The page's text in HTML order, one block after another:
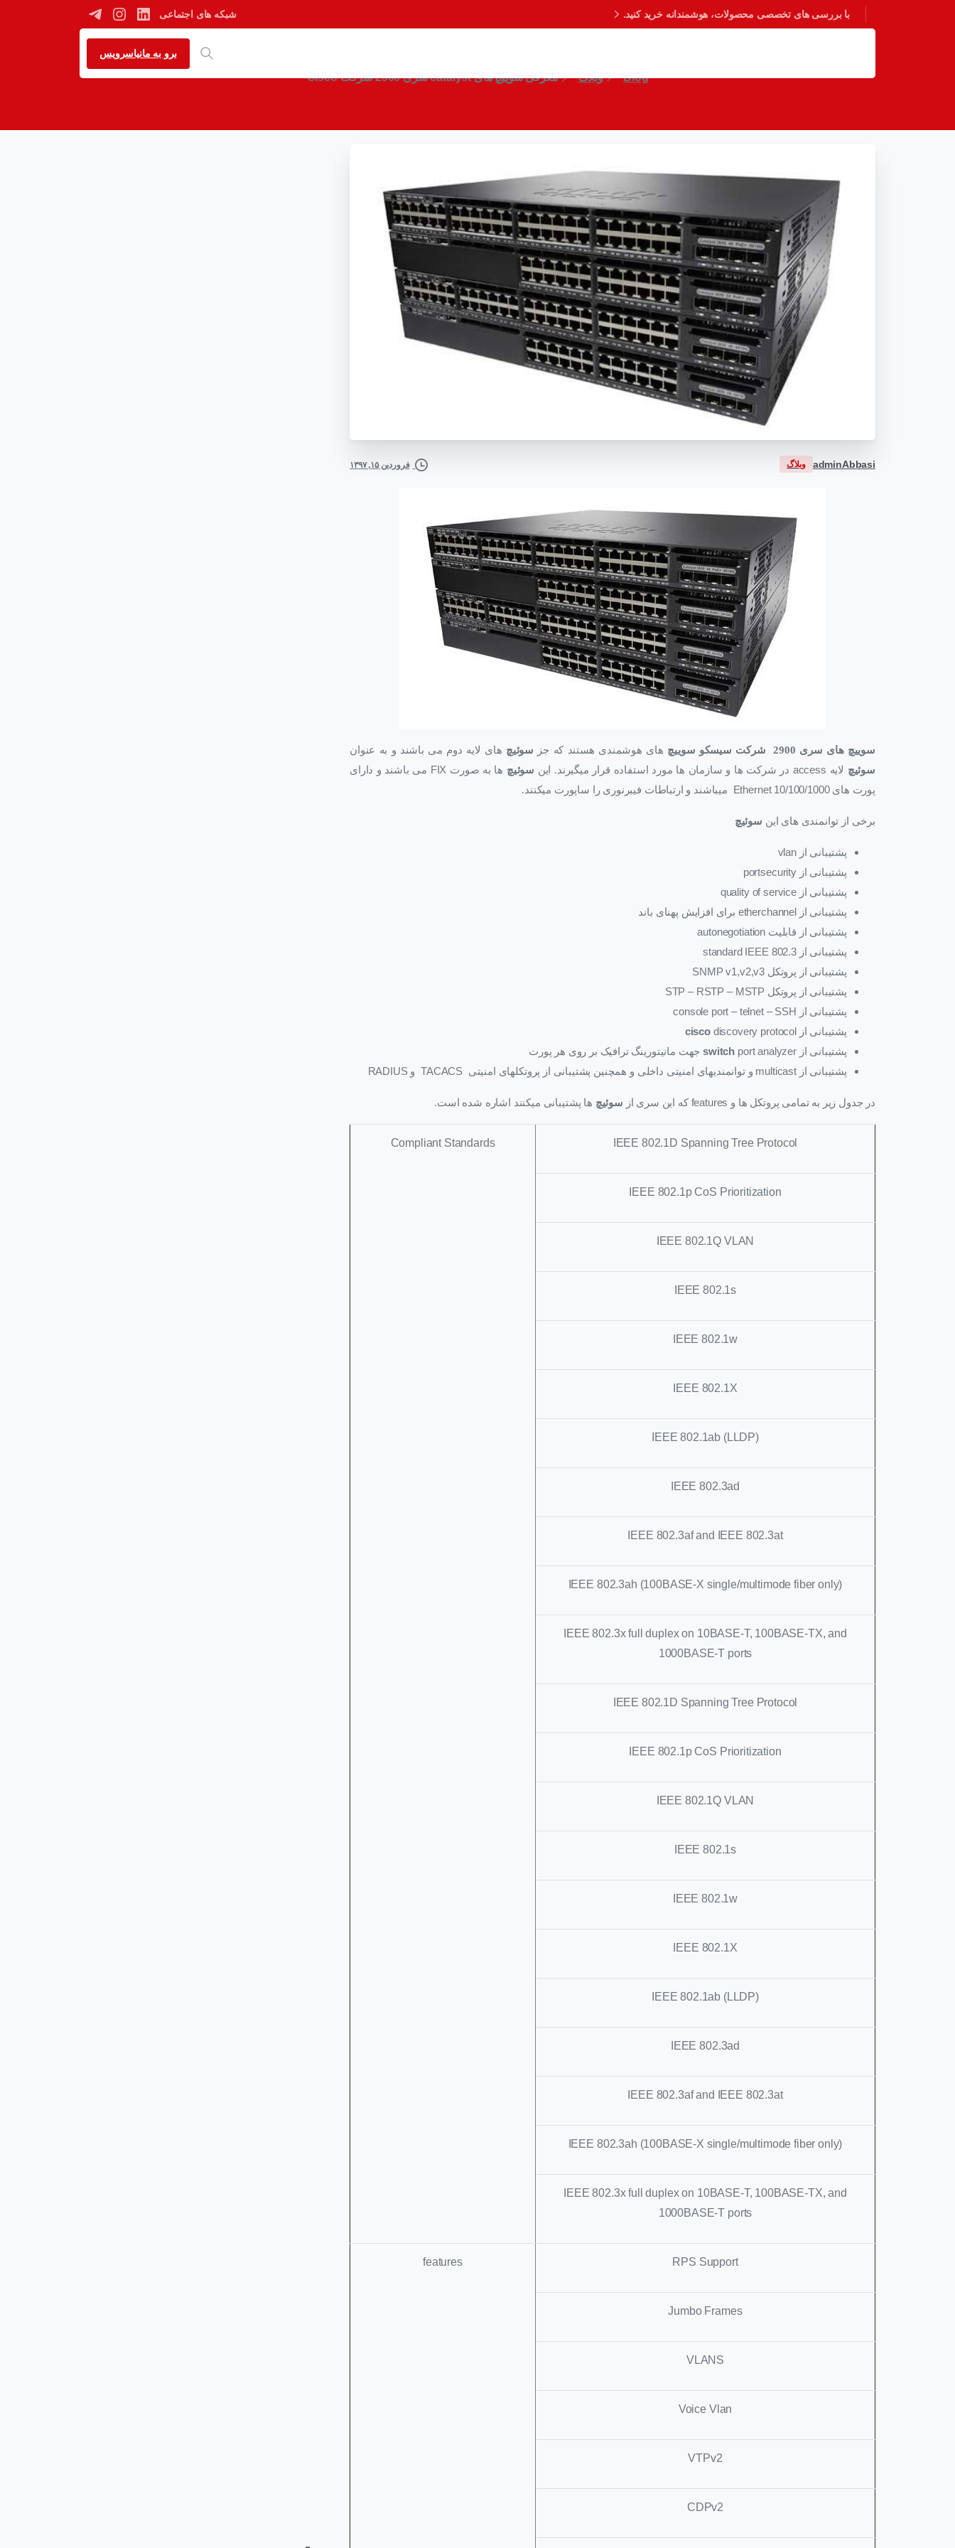
با بررسی های تخصصی محصولات، هوشمندانه خرید کنید. شبکه های اجتماعی
برو به مانیاسرویس
Blog وبلاگ معرفی سوییچ های catalyst سری 2900 شرکت Cisco
adminAbbasi وبلاگ فروردین ۱۵, ۱۳۹۷
سوییچ های سری 2900 شرکت سیسکو سوییچ های هوشمندی هستند که جز سوئیچ های لایه دوم می باشند و به عنوان
سوئیچ لایه access در شرکت ها و سازمان ها مورد استفاده قرار میگیرند. این سوئیچ ها به صورت FIX می باشند و دارای
پورت هایEthernet 10/100/1000 میباشند و ارتباطات فیبرنوری را ساپورت میکنند.
برخی از توانمندی های این سوئیچ
پشتیبانی ازvlan
پشتیبانی ازportsecurity
پشتیبانی ازquality of service
پشتیبانی از
etherchannel برای افزایش پهنای باند
پشتیبانی از قابلیت autonegotiation
پشتیبانی ازstandard IEEE 802.3
پشتیبانی از پروتکل SNMP v1,v2,v3
پشتیبانی از پروتکل STP – RSTP – MSTP
پشتیبانی از
console port – telnet – SSH
پشتیبانی از
ciscodiscovery protocol
پشتیبانی از
switch port analyzer
جهت مانیتورینگ ترافیک بر روی هر پورت
پشتیبانی ازmulticast و توانمندیهای امنیتی داخلی و همچنین پشتیبانی از پروتکلهای امنیتی TACACS وRADIUS
در جدول زیر به تمامی پروتکل ها و features که این سری از سوئیچ ها پشتیبانی میکنند اشاره شده است.
Compliant Standards IEEE 802.1D Spanning Tree Protocol
IEEE 802.1p CoS Prioritization
IEEE 802.1Q VLAN
IEEE 802.1s
IEEE 802.1w
IEEE 802.1X
IEEE 802.1ab (LLDP)
IEEE 802.3ad
IEEE 802.3af and IEEE 802.3at
IEEE 802.3ah (100BASE-X single/multimode fiber only)
IEEE 802.3x full duplex on 10BASE-T, 100BASE-TX, and
1000BASE-T ports
IEEE 802.1D Spanning Tree Protocol
IEEE 802.1p CoS Prioritization
IEEE 802.1Q VLAN
IEEE 802.1s
IEEE 802.1w
IEEE 802.1X
IEEE 802.1ab (LLDP)
IEEE 802.3ad
IEEE 802.3af and IEEE 802.3at
IEEE 802.3ah (100BASE-X single/multimode fiber only)
IEEE 802.3x full duplex on 10BASE-T, 100BASE-TX, and
1000BASE-T ports
features RPS Support
Jumbo Frames
VLANS
Voice Vlan
VTPv2
CDPv2